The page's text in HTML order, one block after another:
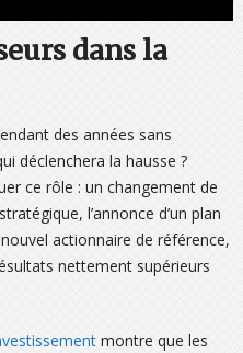
dans la
des années sans
déclenchera la hausse ?
ce rôle : un changement de
l’annonce d’un plan
nouvel actionnaire de référence,
nettement supérieurs
montre que les